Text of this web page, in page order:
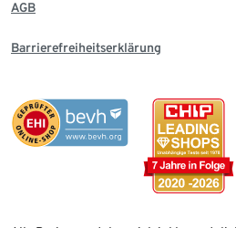
AGB
Barrierefreiheitserklärung